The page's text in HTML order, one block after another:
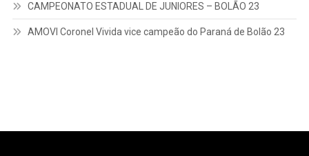
CAMPEONATO ESTADUAL DE JUNIORES – BOLÃO 23
AMOVI Coronel Vivida vice campeão do Paraná de Bolão 23